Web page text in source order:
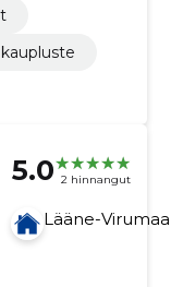
kaupluste
5.0 2 hinnangut
Lääne-